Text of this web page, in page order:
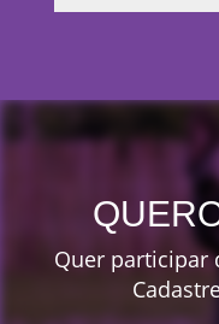
Quer participar